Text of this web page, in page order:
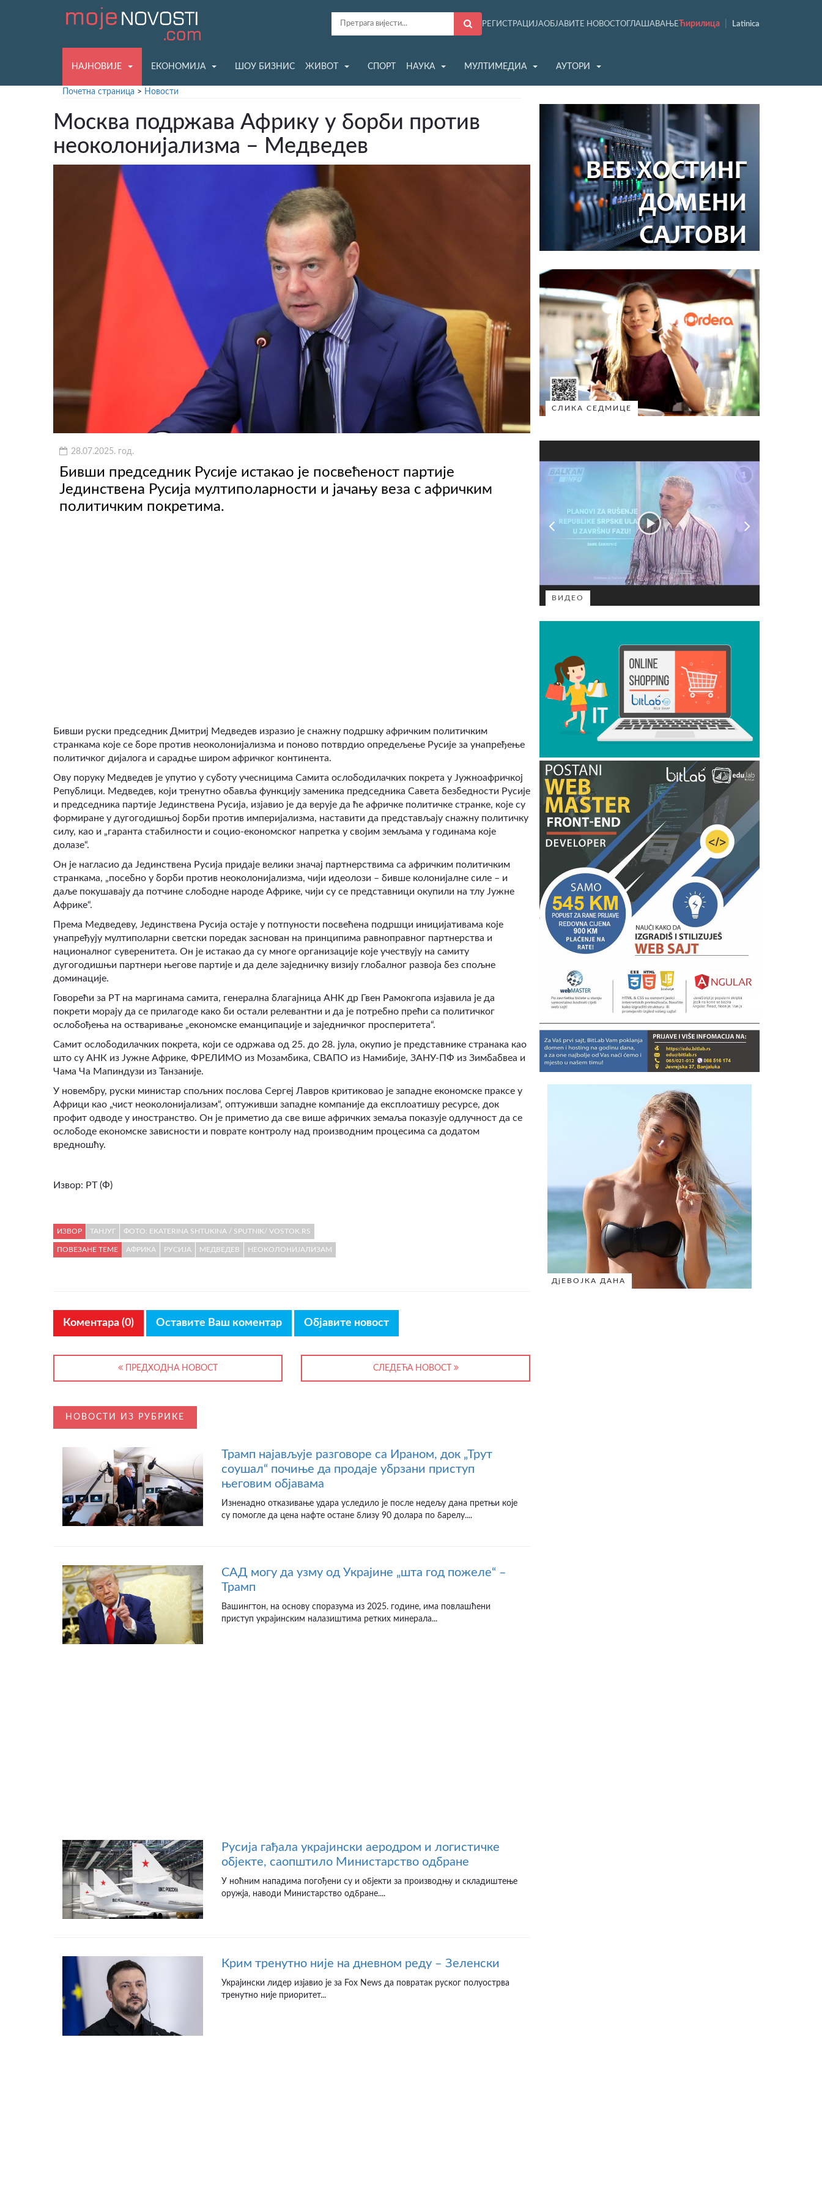
РЕГИСТРАЦИЈАОБЈАВИТЕ НОВОСТ ОГЛАШАВАЊЕ Ћирилица Latinica
НАЈНОВИЈЕ ЕКОНОМИЈА ШОУ БИЗНИС ЖИВОТ СПОРТ НАУКА МУЛТИМЕДИА АУТОРИ
Почетна страница > Новости
Москва подржава Африку у борби против
неоколонијализма – Медведев
28.07.2025. год.
Бивши председник Русије истакао је посвећеност партије
Јединствена Русија мултиполарности и јачању веза с афричким
политичким покретима.
Бивши руски председник Дмитриј Медведев изразио је снажну подршку афричким политичким
странкама које се боре против неоколонијализма и поново потврдио опредељење Русије за унапређење
политичког дијалога и сарадње широм афричког континента.
Ову поруку Медведев је упутио у суботу учесницима Самита ослободилачких покрета у Јужноафричкој
Републици. Медведев, који тренутно обавља функцију заменика председника Савета безбедности Русије
и председника партије Јединствена Русија, изјавио је да верује да ће афричке политичке странке, које су
формиране у дугогодишњој борби против империјализма, наставити да представљају снажну политичку
силу, као и „гаранта стабилности и социо-економског напретка у својим земљама у годинама које
долазе“.
Он је нагласио да Јединствена Русија придаје велики значај партнерствима са афричким политичким
странкама, „посебно у борби против неоколонијализма, чији идеолози – бивше колонијалне силе – и
даље покушавају да потчине слободне народе Африке, чији су се представници окупили на тлу Јужне
Африке“.
Према Медведеву, Јединствена Русија остаје у потпуности посвећена подршци иницијативама које
унапређују мултиполарни светски поредак заснован на принципима равноправног партнерства и
националног суверенитета. Он је истакао да су многе организације које учествују на самиту
дугогодишњи партнери његове партије и да деле заједничку визију глобалног развоја без спољне
доминације.
Говорећи за РТ на маргинама самита, генерална благајница АНК др Гвен Рамокгопа изјавила је да
покрети морају да се прилагоде како би остали релевантни и да је потребно прећи са политичког
ослобођења на остваривање „економске еманципације и заједничког просперитета“.
Самит ослободилачких покрета, који се одржава од 25. до 28. јула, окупио је представнике странака као
што су АНК из Јужне Африке, ФРЕЛИМО из Мозамбика, СВАПО из Намибије, ЗАНУ-ПФ из Зимбабвеа и
Чама Ча Мапиндузи из Танзаније.
У новембру, руски министар спољних послова Сергеј Лавров критиковао је западне економске праксе у
Африци као „чист неоколонијализам“, оптуживши западне компаније да експлоатишу ресурсе, док
профит одводе у иностранство. Он је приметио да све више афричких земаља показује одлучност да се
ослободе економске зависности и поврате контролу над производним процесима са додатом
вредношћу.
Извор: РТ (Ф)
ИЗВОР ТАНЈУГ ФОТО: EKATERINA SHTUKINA / SPUTNIK/ VOSTOK.RS
ПОВЕЗАНЕ ТЕМЕ АФРИКА РУСИЈА МЕДВЕДЕВ НЕОКОЛОНИЈАЛИЗАМ
Коментара (0) Оставите Ваш коментар Објавите новост
ПРЕДХОДНА НОВОСТ СЛЕДЕЋА НОВОСТ
НОВОСТИ ИЗ РУБРИКЕ
Трамп најављује разговоре са Ираном, док „Трут
соушал“ почиње да продаје убрзани приступ
његовим објавама
Изненадно отказивање удара уследило је после недељу дана претњи које
су помогле да цена нафте остане близу 90 долара по барелу....
САД могу да узму од Украјине „шта год пожеле“ –
Трамп
Вашингтон, на основу споразума из 2025. године, има повлашћени
приступ украјинским налазиштима ретких минерала...
Русија гађала украјински аеродром и логистичке
објекте, саопштило Министарство одбране
У ноћним нападима погођени су и објекти за производњу и складиштење
оружја, наводи Министарство одбране....
Крим тренутно није на дневном реду – Зеленски
Украјински лидер изјавио је за Fox News да повратак руског полуострва
тренутно није приоритет...
СЛИКА СЕДМИЦЕ
ВИДЕО
ДјЕВОЈКА ДАНА